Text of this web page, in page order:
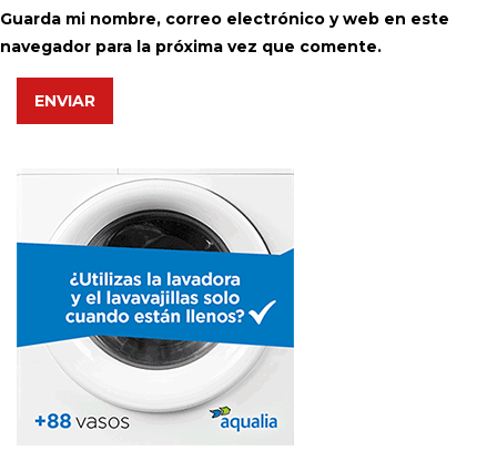
Guarda mi nombre, correo electrónico y web en este
navegador para la próxima vez que comente.
ENVIAR